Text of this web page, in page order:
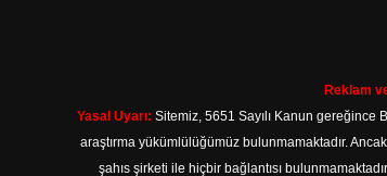
Reklam
Yasal Uyarı: Sitemiz, 5651 Sayılı Kanun gereğince
araştırma yükümlülüğümüz bulunmamaktadır.
şahıs şirketi ile hiçbir bağlantısı